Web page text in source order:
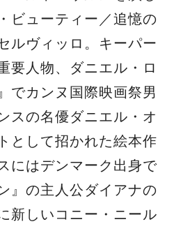
ビューティー／追憶の
ルヴィッロ。キーパー
要人物、ダニエル・ロ
でカンヌ国際映画祭男
スの名優ダニエル・オ
として招かれた絵本作
にはデンマーク出身で
』の主人公ダイアナの
新しいコニー・ニール